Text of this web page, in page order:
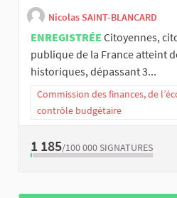
Nicolas SAINT-BLANCARD
ENREGISTRÉE Citoyennes,
publique de la France atteint
historiques, dépassant 3...
Commission des finances, de
contrôle budgétaire
1 185/100 000 SIGNATURES